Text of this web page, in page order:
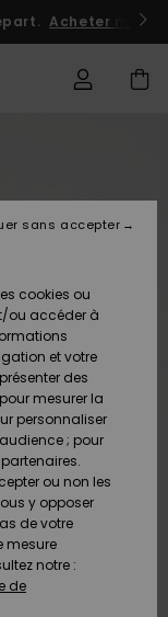
Acheter
cookies ou
ou accéder à
et votre
des
mesurer la
personnaliser
; pour
ou non les
y opposer
de votre
mesure
notre :
de
sans accepter